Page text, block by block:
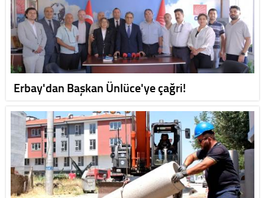
Erbay'dan Başkan Ünlüce'ye çağri!